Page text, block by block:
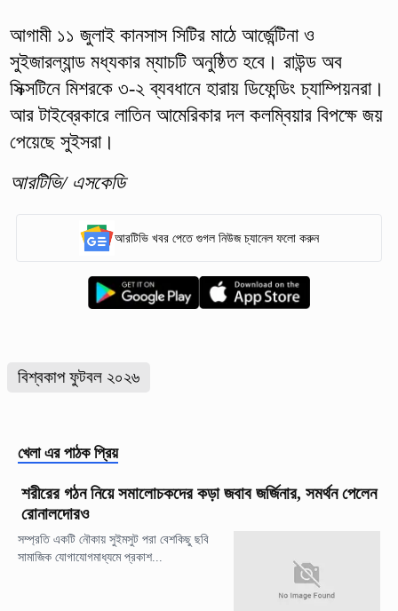
আগামী ১১ জুলাই কানসাস সিটির মাঠে আর্জেন্টিনা ও
সুইজারল্যান্ড মধ্যকার ম্যাচটি অনুষ্ঠিত হবে। রাউন্ড অব
সিক্সটিনে মিশরকে ৩-২ ব্যবধানে হারায় ডিফেন্ডিং চ্যাম্পিয়নরা।
আর টাইব্রেকারে লাতিন আমেরিকার দল কলম্বিয়ার বিপক্ষে জয়
পেয়েছে সুইসরা।
আরটিভি/ এসকেডি
আরটিভি খবর পেতে গুগল নিউজ চ্যানেল ফলো করুন
বিশ্বকাপ ফুটবল ২০২৬
খেলা এর পাঠক প্রিয়
শরীরের গঠন নিয়ে সমালোচকদের কড়া জবাব জর্জিনার, সমর্থন পেলেন
রোনালদোরও
সম্প্রতি একটি নৌকায় সুইমসুট পরা বেশকিছু ছবি
সামাজিক যোগাযোগমাধ্যমে প্রকাশ...